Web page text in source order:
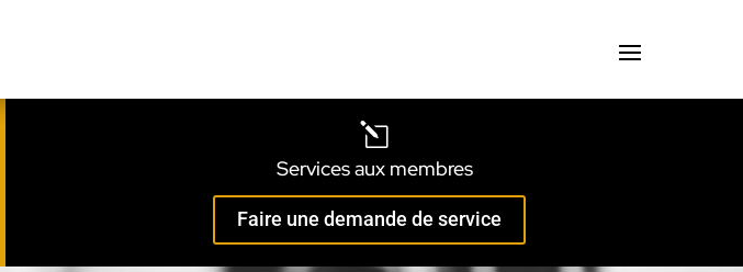
l
Services aux membres
Faire une demande de service